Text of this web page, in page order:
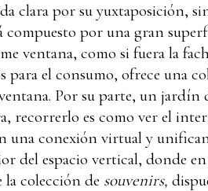
clara por su yuxtaposición,
compuesto por una gran
ventana, como si fuera la
el consumo, ofrece una
Por su parte, un jardín
recorrerlo es como ver el
una conexión virtual y
del espacio vertical, donde
la colección de souvenirs,